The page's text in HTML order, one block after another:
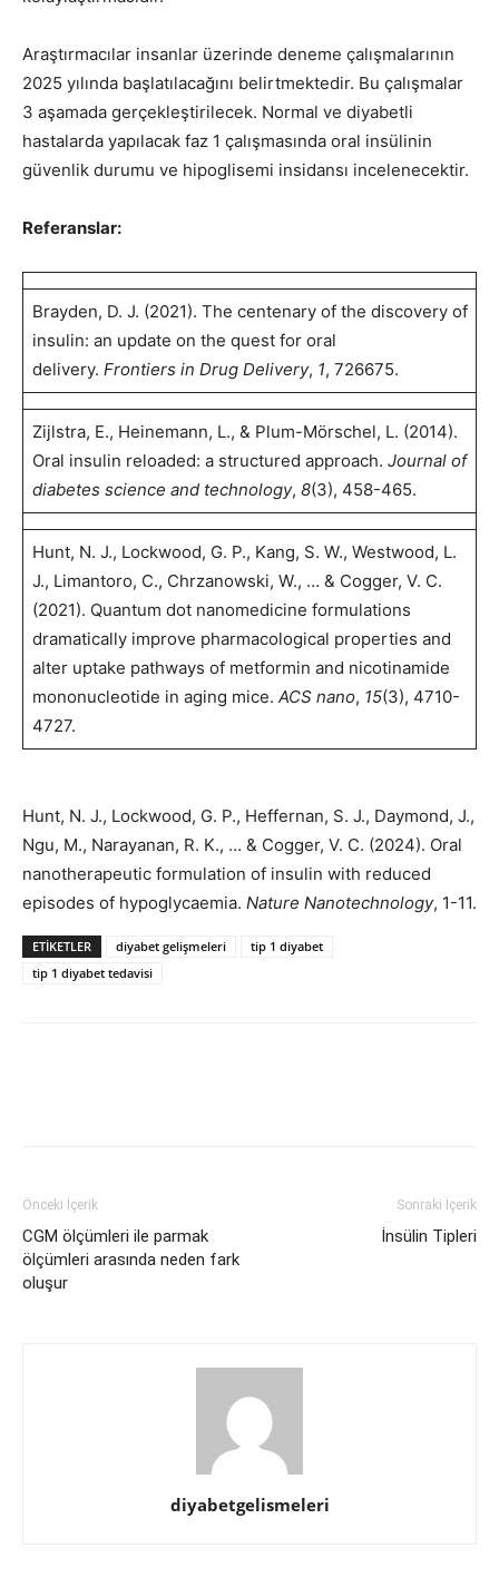
Araştırmacılar insanlar üzerinde deneme çalışmalarının
2025 yılında başlatılacağını belirtmektedir. Bu çalışmalar
3 aşamada gerçekleştirilecek. Normal ve diyabetli
hastalarda yapılacak faz 1 çalışmasında oral insülinin
güvenlik durumu ve hipoglisemi insidansı incelenecektir.
Referanslar:
Brayden, D. J. (2021). The centenary of the discovery of
insulin: an update on the quest for oral
delivery. Frontiers in Drug Delivery, 1, 726675.
Zijlstra, E., Heinemann, L., & Plum-Mörschel, L. (2014).
Oral insulin reloaded: a structured approach. Journal of
diabetes science and technology, 8(3), 458-465.
Hunt, N. J., Lockwood, G. P., Kang, S. W., Westwood, L.
J., Limantoro, C., Chrzanowski, W., … & Cogger, V. C.
(2021). Quantum dot nanomedicine formulations
dramatically improve pharmacological properties and
alter uptake pathways of metformin and nicotinamide
mononucleotide in aging mice. ACS nano, 15(3), 4710-
4727.
Hunt, N. J., Lockwood, G. P., Heffernan, S. J., Daymond, J.,
Ngu, M., Narayanan, R. K., … & Cogger, V. C. (2024). Oral
nanotherapeutic formulation of insulin with reduced
episodes of hypoglycaemia. Nature Nanotechnology, 1-11.
ETIKETLER diyabet gelişmeleri
tip 1 diyabet
tip 1 diyabet tedavisi
Önceki İçerik
CGM ölçümleri ile parmak
ölçümleri arasında neden fark
oluşur
Sonraki İçerik
İnsülin Tipleri
diyabetgelismeleri